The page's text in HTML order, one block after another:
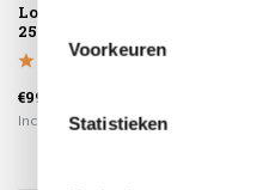
Voorkeuren
Statistieken
Loungesethoes
255x255xH70
€99,95
Incl. btw